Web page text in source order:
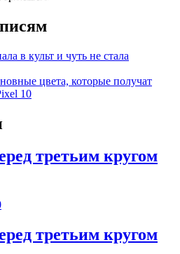
в культ и чуть не стала
цвета, которые получат
10
третьим кругом
третьим кругом